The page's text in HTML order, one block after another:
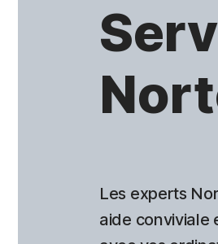
Les experts
aide conviviale